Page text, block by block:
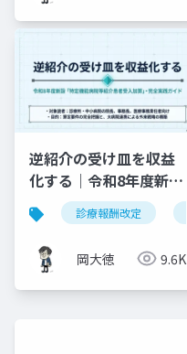
逆紹介の受け皿を収益
化する｜令和8年度新設
「特定機能病院等紹介
患者受入加算」完全実
践ガイド
診療報酬改定
岡大徳 9.6K